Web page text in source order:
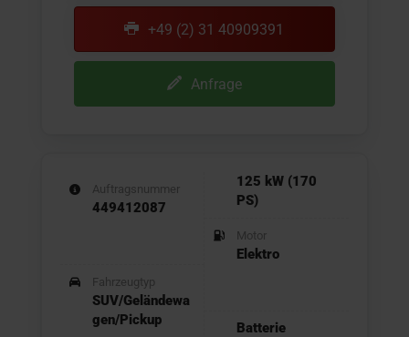
+49 (2) 31 40909391
Anfrage
Auftragsnummer
449412087
Fahrzeugtyp
SUV/Geländewa
gen/Pickup
125 kW (170
PS)
Motor
Elektro
Batterie